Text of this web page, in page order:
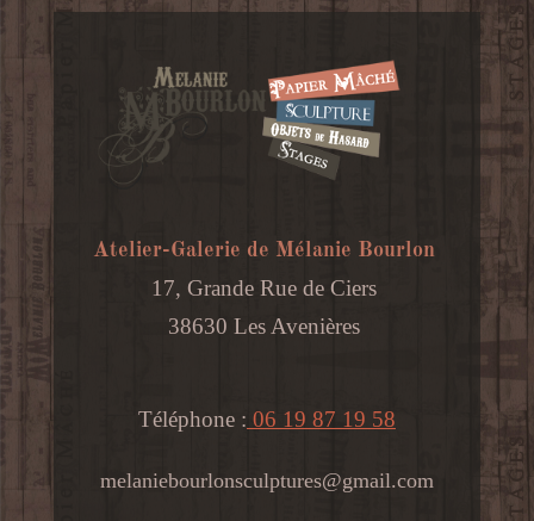
Atelier-Galerie de Mélanie Bourlon
17, Grande Rue de Ciers
38630 Les Avenières
Téléphone : 06 19 87 19 58
melaniebourlonsculptures@gmail.com